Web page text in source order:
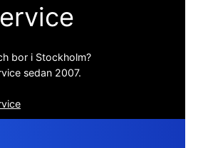
bor i Stockholm?
sedan 2007.